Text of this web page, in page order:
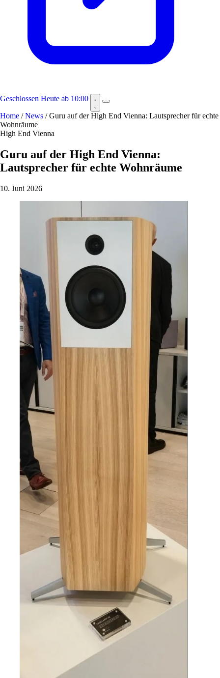
Geschlossen Heute ab 10:00
Home / News / Guru auf der High End Vienna: Lautsprecher für echte
Wohnräume
High End Vienna
Guru auf der High End Vienna:
Lautsprecher für echte Wohnräume
10. Juni 2026